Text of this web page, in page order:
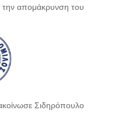
την απομάκρυνση του
Σιδηρόπουλο